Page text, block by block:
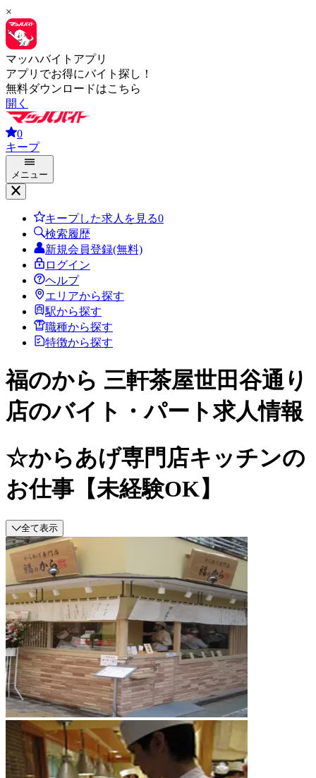
×
マッハバイトアプリ
アプリでお得にバイト探し！
無料ダウンロードはこちら
開く
0
キープ
メニュー
キープした求人を見る0
検索履歴
新規会員登録(無料)
ログイン
ヘルプ
エリアから探す
駅から探す
職種から探す
特徴から探す
福のから 三軒茶屋世田谷通り
店のバイト・パート求人情報
☆からあげ専門店キッチンの
お仕事【未経験OK】
全て表示